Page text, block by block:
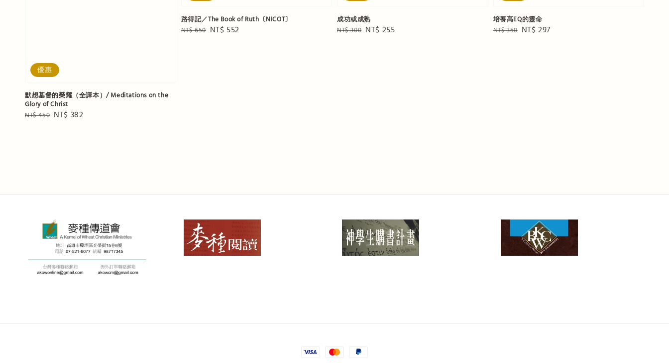
優惠
默想基督的榮耀（全譯本）/ Meditations on the
Glory of Christ
Regular
NT$ 450 Sale
NT$ 382
路得記／The Book of Ruth〔NICOT〕
Regular
NT$ 650 Sale
NT$ 552
成功或成熟
Regular
NT$ 300 Sale
NT$ 255
培養高EQ的靈命
Regular
NT$ 350 Sale
NT$ 297